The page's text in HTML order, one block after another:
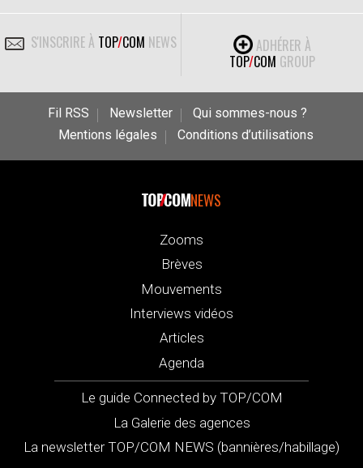
S'INSCRIRE À TOP/COM NEWS
ADHÉRER À
TOP/COM GROUP
Fil RSS Newsletter
Qui sommes-nous ?
Mentions légales
Conditions d’utilisations
NEWS
Zooms
Brèves
Mouvements
Interviews vidéos
Articles
Agenda
Le guide Connected by TOP/COM
La Galerie des agences
La newsletter TOP/COM NEWS (bannières/habillage)